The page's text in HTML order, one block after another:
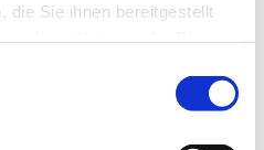
die Sie ihnen bereitgestellt